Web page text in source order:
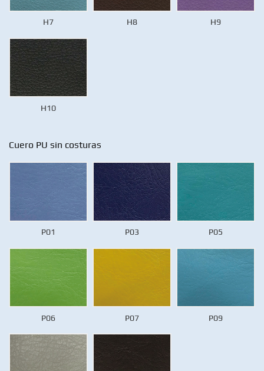
H7 H8 H9
H10
Cuero PU sin costuras
P01 P03 P05
P06 P07 P09